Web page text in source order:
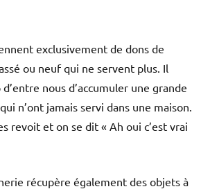
exclusivement de dons de
ou neuf qui ne servent plus. Il
nous d’accumuler une grande
n’ont jamais servi dans une maison.
revoit et on se dit « Ah oui c’est vrai
récupère également des objets à